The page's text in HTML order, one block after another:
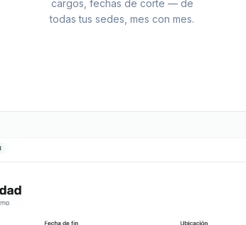
cargos, fechas de corte — de
todas tus sedes, mes con mes.